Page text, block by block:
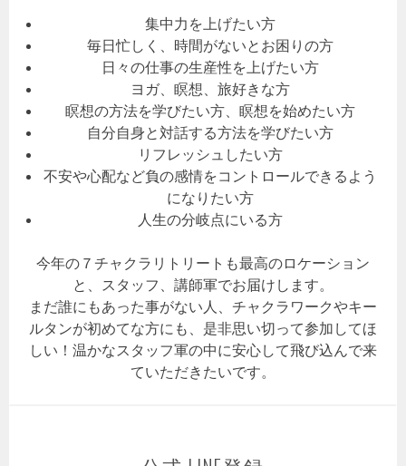
集中力を上げたい方
毎日忙しく、時間がないとお困りの方
日々の仕事の生産性を上げたい方
ヨガ、瞑想、旅好きな方
瞑想の方法を学びたい方、瞑想を始めたい方
自分自身と対話する方法を学びたい方
リフレッシュしたい方
不安や心配など負の感情をコントロールできるよう
になりたい方
人生の分岐点にいる方
今年の７チャクラリトリートも最高のロケーション
と、スタッフ、講師軍でお届けします。
まだ誰にもあった事がない人、チャクラワークやキー
ルタンが初めてな方にも、是非思い切って参加してほ
しい！温かなスタッフ軍の中に安心して飛び込んで来
ていただきたいです。